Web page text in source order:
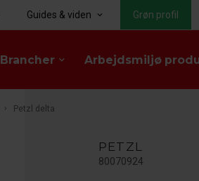
Brancher keyboard_arrow_down Arbejdsmiljø
Guides & viden keyboard_arrow_down Grøn profil
Petzl delta
PETZL
80070924